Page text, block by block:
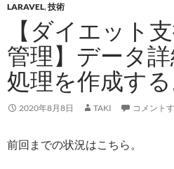
LARAVEL,技術
【ダイエット
管理】データ
処理を作成する
2020年8月8日 TAKI コメント
前回までの状況はこちら。